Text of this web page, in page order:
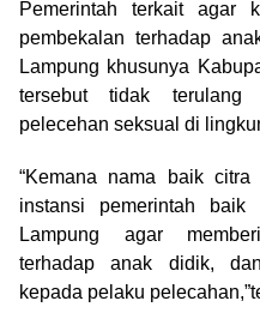
Pemerintah terkait agar
pembekalan terhadap
Lampung khusunya
tersebut tidak terulang
pelecehan seksual di
“Kemana nama baik
instansi pemerintah baik
Lampung agar
terhadap anak didik,
kepada pelaku